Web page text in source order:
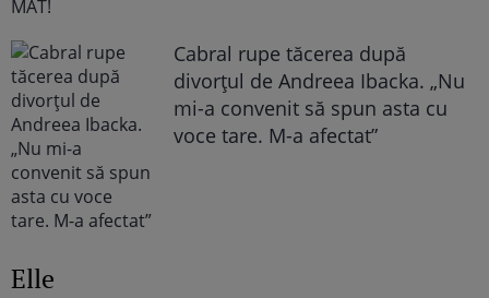
Cabral rupe tăcerea după
divorțul de Andreea Ibacka. „Nu
mi-a convenit să spun asta cu
voce tare. M-a afectat”
Elle